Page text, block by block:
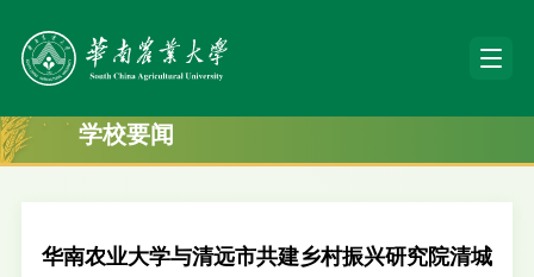
学校要闻
华南农业大学与清远市共建乡村振兴研究院清城